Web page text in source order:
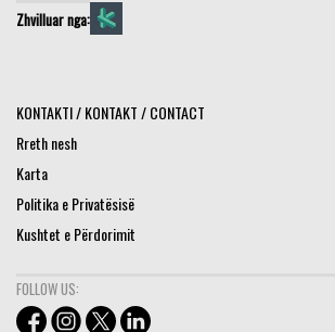
Zhvilluar nga:
KONTAKTI / KONTAKT / CONTACT
Rreth nesh
Karta
Politika e Privatësisë
Kushtet e Përdorimit
FOLLOW US: